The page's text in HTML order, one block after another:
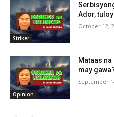
Striker
Ador,
October 12,
Opinion
Mataas
may gawa?
September